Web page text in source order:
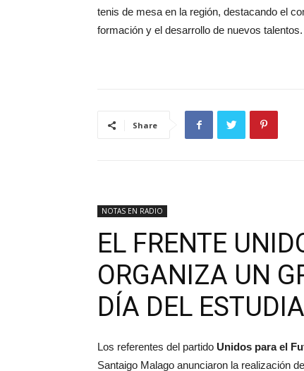
tenis de mesa en la región, destacando el
formación y el desarrollo de nuevos talentos.
Share